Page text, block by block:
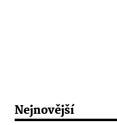
Nejnovější